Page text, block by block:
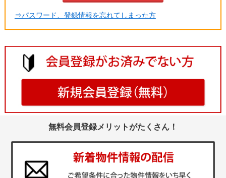
⇒パスワード、登録情報を忘れてしまった方
無料会員登録メリットがたくさん！